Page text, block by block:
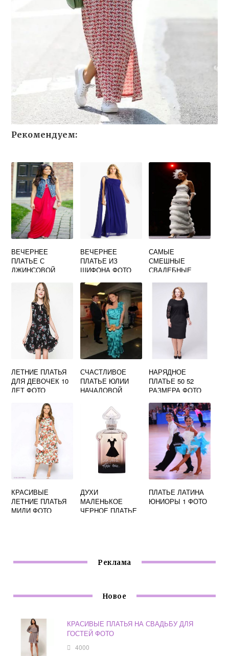
Рекомендуем:
ВЕЧЕРНЕЕ
ПЛАТЬЕ С
ДЖИНСОВОЙ
ВЕЧЕРНЕЕ
ПЛАТЬЕ ИЗ
ШИФОНА ФОТО
САМЫЕ
СМЕШНЫЕ
СВАДЕБНЫЕ
ЛЕТНИЕ ПЛАТЬЯ
ДЛЯ ДЕВОЧЕК 10
ЛЕТ ФОТО
СЧАСТЛИВОЕ
ПЛАТЬЕ ЮЛИИ
НАЧАЛОВОЙ
НАРЯДНОЕ
ПЛАТЬЕ 50 52
РАЗМЕРА ФОТО
КРАСИВЫЕ
ЛЕТНИЕ ПЛАТЬЯ
МИДИ ФОТО
ДУХИ
МАЛЕНЬКОЕ
ЧЕРНОЕ ПЛАТЬЕ
ПЛАТЬЕ ЛАТИНА
ЮНИОРЫ 1 ФОТО
Реклама
Новое
КРАСИВЫЕ ПЛАТЬЯ НА СВАДЬБУ ДЛЯ
ГОСТЕЙ ФОТО
4000